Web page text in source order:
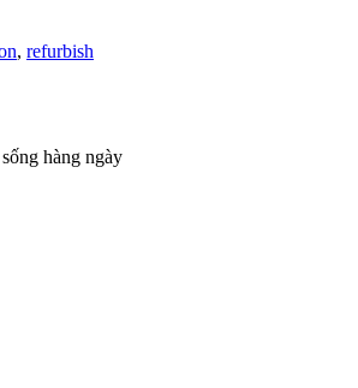
, refurbish
hàng ngày